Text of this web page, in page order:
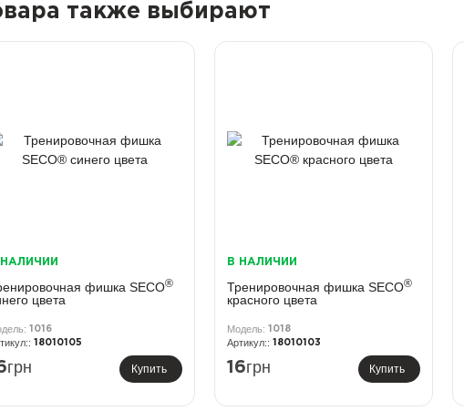
также выбирают
НАЛИЧИИ
фишка SECO®
цвета
1016
18010105
грн Купить
В НАЛИЧИИ
Тренировочная фишка SECO®
красного цвета
1018
18010103
16грн Купить